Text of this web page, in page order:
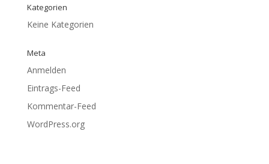
Kategorien
Keine Kategorien
Meta
Anmelden
Eintrags-Feed
Kommentar-Feed
WordPress.org